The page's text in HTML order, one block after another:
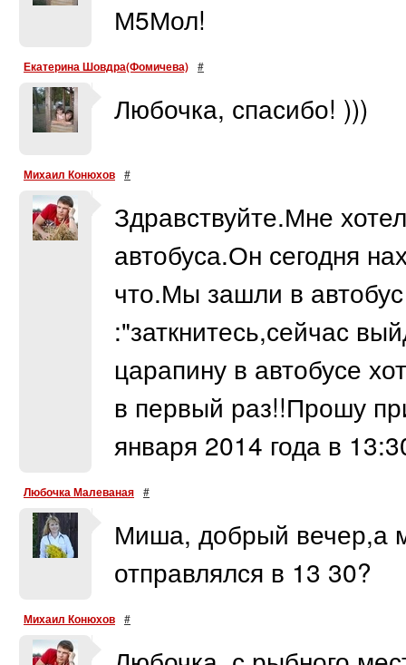
М5Мол!
Екатерина Шовдра(Фомичева) #
Любочка, спасибо! )))
Михаил Конюхов #
Здравствуйте.Мне
автобуса.Он сегодня
что.Мы зашли в
:"заткнитесь,сейчас
царапину в автобусе
в первый раз!!Прошу
января 2014 года в
Любочка Малеваная #
Миша, добрый вечер,а
отправлялся в 13 30?
Михаил Конюхов #